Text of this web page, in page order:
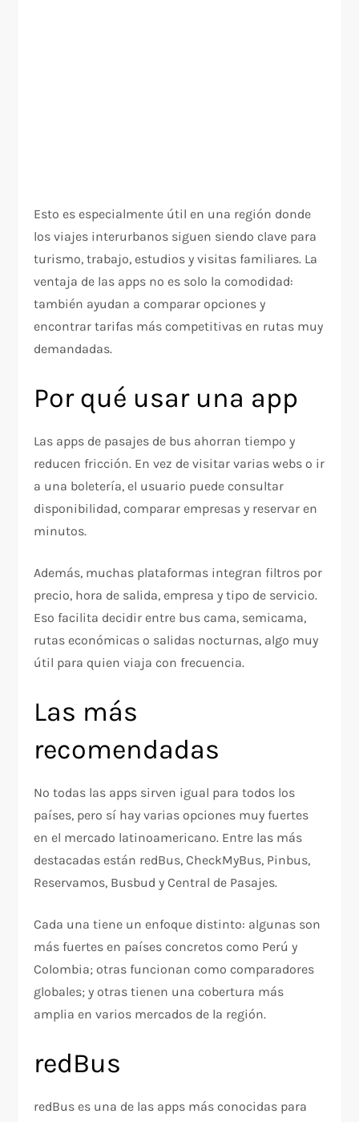
Esto es especialmente útil en una región donde
los viajes interurbanos siguen siendo clave para
turismo, trabajo, estudios y visitas familiares. La
ventaja de las apps no es solo la comodidad:
también ayudan a comparar opciones y
encontrar tarifas más competitivas en rutas muy
demandadas.
Por qué usar una app
Las apps de pasajes de bus ahorran tiempo y
reducen fricción. En vez de visitar varias webs o ir
a una boletería, el usuario puede consultar
disponibilidad, comparar empresas y reservar en
minutos.
Además, muchas plataformas integran filtros por
precio, hora de salida, empresa y tipo de servicio.
Eso facilita decidir entre bus cama, semicama,
rutas económicas o salidas nocturnas, algo muy
útil para quien viaja con frecuencia.
Las más
recomendadas
No todas las apps sirven igual para todos los
países, pero sí hay varias opciones muy fuertes
en el mercado latinoamericano. Entre las más
destacadas están redBus, CheckMyBus, Pinbus,
Reservamos, Busbud y Central de Pasajes.
Cada una tiene un enfoque distinto: algunas son
más fuertes en países concretos como Perú y
Colombia; otras funcionan como comparadores
globales; y otras tienen una cobertura más
amplia en varios mercados de la región.
redBus
redBus es una de las apps más conocidas para